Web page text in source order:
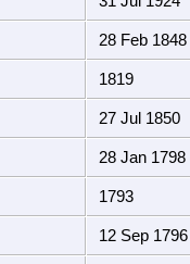
28 Feb 1848
1819
27 Jul 1850
28 Jan 1798
1793
12 Sep 1796